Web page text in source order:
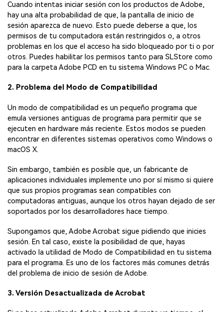
Cuando intentas iniciar sesión con los productos de Adobe,
hay una alta probabilidad de que, la pantalla de inicio de
sesión aparezca de nuevo. Esto puede deberse a que, los
permisos de tu computadora están restringidos o, a otros
problemas en los que el acceso ha sido bloqueado por ti o por
otros. Puedes habilitar los permisos tanto para SLStore como
para la carpeta Adobe PCD en tu sistema Windows PC o Mac.
2. Problema del Modo de Compatibilidad
Un modo de compatibilidad es un pequeño programa que
emula versiones antiguas de programa para permitir que se
ejecuten en hardware más reciente. Estos modos se pueden
encontrar en diferentes sistemas operativos como Windows o
macOS X.
Sin embargo, también es posible que, un fabricante de
aplicaciones individuales implemente uno por sí mismo si quiere
que sus propios programas sean compatibles con
computadoras antiguas, aunque los otros hayan dejado de ser
soportados por los desarrolladores hace tiempo.
Supongamos que, Adobe Acrobat sigue pidiendo que inicies
sesión. En tal caso, existe la posibilidad de que, hayas
activado la utilidad de Modo de Compatibilidad en tu sistema
para el programa. Es uno de los factores más comunes detrás
del problema de inicio de sesión de Adobe.
3. Versión Desactualizada de Acrobat